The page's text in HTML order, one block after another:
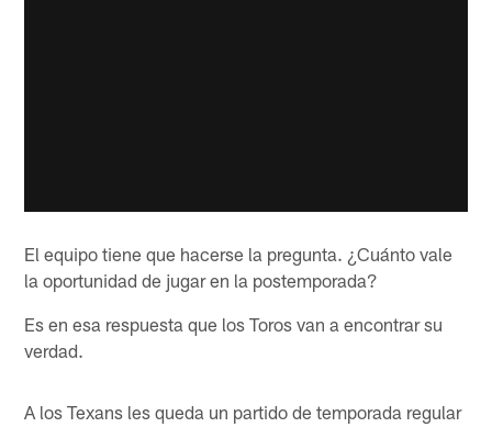
El equipo tiene que hacerse la pregunta. ¿Cuánto vale
la oportunidad de jugar en la postemporada?
Es en esa respuesta que los Toros van a encontrar su
verdad.
A los Texans les queda un partido de temporada regular